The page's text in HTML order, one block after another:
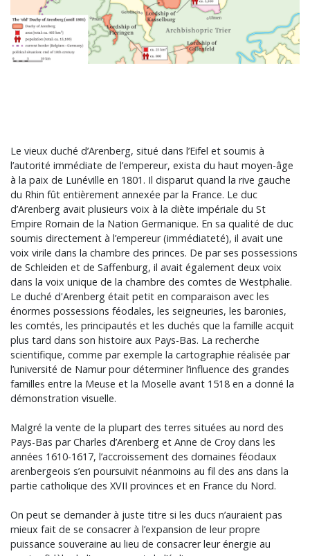
Le vieux duché d’Arenberg, situé dans l’Eifel et soumis à
l’autorité immédiate de l’empereur, exista du haut moyen-âge
à la paix de Lunéville en 1801. Il disparut quand la rive gauche
du Rhin fût entièrement annexée par la France. Le duc
d’Arenberg avait plusieurs voix à la diète impériale du St
Empire Romain de la Nation Germanique. En sa qualité de duc
soumis directement à l’empereur (immédiateté), il avait une
voix virile dans la chambre des princes. De par ses possessions
de Schleiden et de Saffenburg, il avait également deux voix
dans la voix unique de la chambre des comtes de Westphalie.
Le duché d'Arenberg était petit en comparaison avec les
énormes possessions féodales, les seigneuries, les baronies,
les comtés, les principautés et les duchés que la famille acquit
plus tard dans son histoire aux Pays-Bas. La recherche
scientifique, comme par exemple la cartographie réalisée par
l’université de Namur pour déterminer l’influence des grandes
familles entre la Meuse et la Moselle avant 1518 en a donné la
démonstration visuelle.
Malgré la vente de la plupart des terres situées au nord des
Pays-Bas par Charles d’Arenberg et Anne de Croy dans les
années 1610-1617, l’accroissement des domaines féodaux
arenbergeois s’en poursuivit néanmoins au fil des ans dans la
partie catholique des XVII provinces et en France du Nord.
On peut se demander à juste titre si les ducs n’auraient pas
mieux fait de se consacrer à l’expansion de leur propre
puissance souveraine au lieu de consacrer leur énergie au